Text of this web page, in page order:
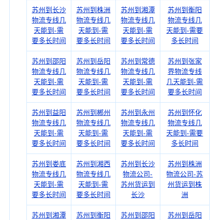
苏州到长沙
物流专线几
天能到-需
要多长时间
苏州到株洲
物流专线几
天能到-需
要多长时间
苏州到湘潭
物流专线几
天能到-需
要多长时间
苏州到衡阳
物流专线几
天能到-需要
多长时间
苏州到邵阳
物流专线几
天能到-需
要多长时间
苏州到岳阳
物流专线几
天能到-需
要多长时间
苏州到常德
物流专线几
天能到-需
要多长时间
苏州到张家
界物流专线
几天能到-需
要多长时间
苏州到益阳
物流专线几
天能到-需
要多长时间
苏州到郴州
物流专线几
天能到-需
要多长时间
苏州到永州
物流专线几
天能到-需
要多长时间
苏州到怀化
物流专线几
天能到-需要
多长时间
苏州到娄底
物流专线几
天能到-需
要多长时间
苏州到湘西
物流专线几
天能到-需
要多长时间
苏州到长沙
物流公司-
苏州货运到
长沙
苏州到株洲
物流公司-苏
州货运到株
洲
苏州到湘潭
苏州到衡阳
苏州到邵阳
苏州到岳阳